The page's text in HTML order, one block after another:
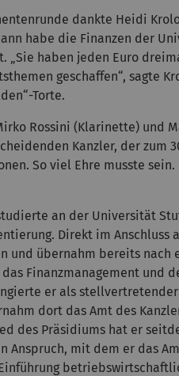
dankte Heidi
habe die Finanzen der
„Sie haben jeden Euro
geschaffen“, sagte
Torte.
Rossini (Klarinette) und
Kanzler, der zum
So viel Ehre musste sein.
an der Universität
Direkt im Anschluss
und übernahm bereits nach
Finanzmanagement und
er als
dort das Amt des
des Präsidiums hat er
mit dem er das